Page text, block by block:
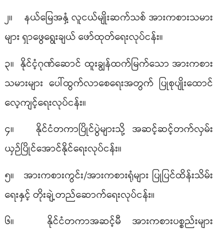
၂။ နယ်မြေအနှံ့ လူငယ်မျိုးဆက်သစ် အားကစားသမား
များ ရှာဖွေရွေးချယ် ဖော်ထုတ်ရေးလုပ်ငန်း။
၃။ နိုင်ငံ့ဂုဏ်ဆောင် ထူးချွန်ထက်မြက်သော အားကစား
သမားများ ပေါ်ထွက်လာစေရေးအတွက် ပြုစုပျိုးထောင်
လေ့ကျင့်ရေးလုပ်ငန်း။
၄။ နိုင်ငံတကာပြိုင်ပွဲများသို့ အဆင့်ဆင့်တက်လှမ်း
ယှဉ်ပြိုင်အောင်နိုင်ရေးလုပ်ငန်း။
၅။ အားကစားကွင်း/အားကစားရုံများ ပြုပြင်ထိန်းသိမ်း
ရေးနှင့် တိုးချဲ့တည်ဆောက်ရေးလုပ်ငန်း။
၆။ နိုင်ငံတကာအဆင့်မီ အားကစားပစ္စည်းများ